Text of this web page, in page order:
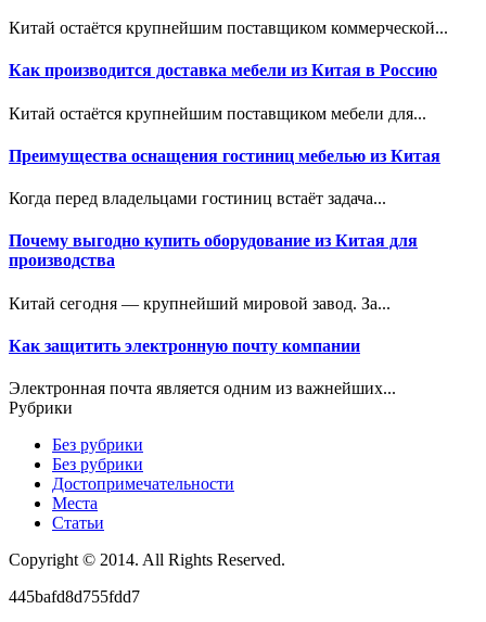
Китай остаётся крупнейшим поставщиком коммерческой...
Как производится доставка мебели из Китая в Россию
Китай остаётся крупнейшим поставщиком мебели для...
Преимущества оснащения гостиниц мебелью из Китая
Когда перед владельцами гостиниц встаёт задача...
Почему выгодно купить оборудование из Китая для
производства
Китай сегодня — крупнейший мировой завод. За...
Как защитить электронную почту компании
Электронная почта является одним из важнейших...
Рубрики
Без рубрики
Без рубрики
Достопримечательности
Места
Статьи
Copyright © 2014. All Rights Reserved.
445bafd8d755fdd7